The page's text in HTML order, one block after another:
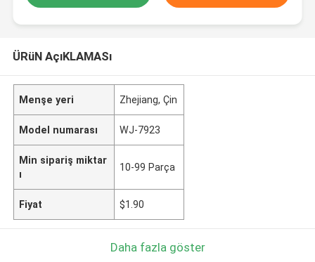
ÜRüN AçıKLAMASı
Menşe yeri Zhejiang, Çin
Model numarası WJ-7923
Min sipariş miktar
ı
10-99 Parça
Fiyat $1.90
Daha fazla göster